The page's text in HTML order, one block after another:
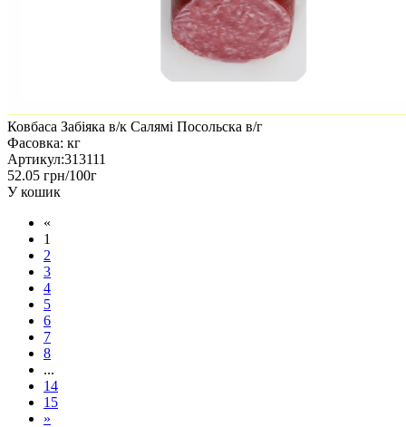
Ковбаса Забіяка в/к Салямі Посольска в/г
Фасовка: кг
Артикул:313111
52.05 грн/100г
У кошик
«
1
2
3
4
5
6
7
8
...
14
15
»